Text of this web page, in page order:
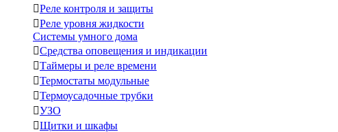
Реле контроля и защиты
Реле уровня жидкости
Системы умного дома
Средства оповещения и индикации
Таймеры и реле времени
Термостаты модульные
Термоусадочные трубки
УЗО
Щитки и шкафы